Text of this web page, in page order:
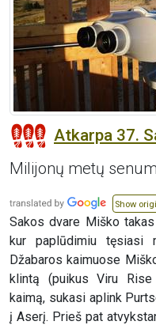
Atkarpa 37.
Milijonų metų
Show
Sakos dvare Miško
kur paplūdimiu
Džabaros kaimuose
klintą (puikus Viru
kaimą, sukasi aplink
į Aserį. Prieš pat